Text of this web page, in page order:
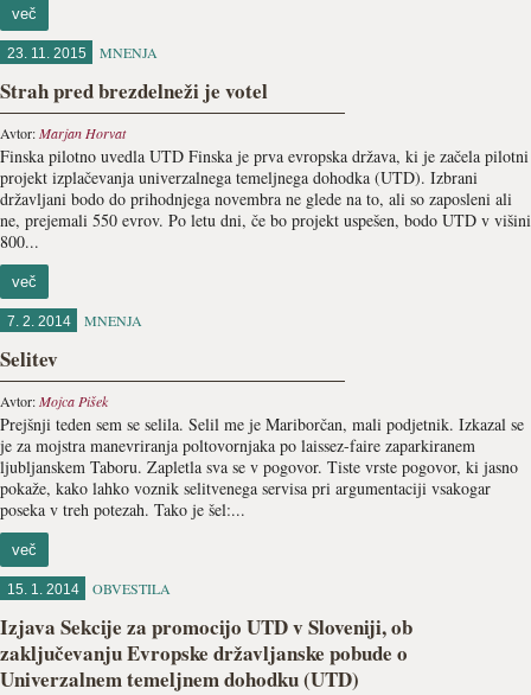
več
23. 11. 2015 MNENJA
Strah pred brezdelneži je votel
Avtor:Marjan Horvat
Finska pilotno uvedla UTD Finska je prva evropska država, ki je začela pilotni
projekt izplačevanja univerzalnega temeljnega dohodka (UTD). Izbrani
državljani bodo do prihodnjega novembra ne glede na to, ali so zaposleni ali
ne, prejemali 550 evrov. Po letu dni, če bo projekt uspešen, bodo UTD v višini
800...
več
7. 2. 2014 MNENJA
Selitev
Avtor:Mojca Pišek
Prejšnji teden sem se selila. Selil me je Mariborčan, mali podjetnik. Izkazal se
je za mojstra manevriranja poltovornjaka po laissez-faire zaparkiranem
ljubljanskem Taboru. Zapletla sva se v pogovor. Tiste vrste pogovor, ki jasno
pokaže, kako lahko voznik selitvenega servisa pri argumentaciji vsakogar
poseka v treh potezah. Tako je šel:...
več
15. 1. 2014 OBVESTILA
Izjava Sekcije za promocijo UTD v Sloveniji, ob
zaključevanju Evropske državljanske pobude o
Univerzalnem temeljnem dohodku (UTD)